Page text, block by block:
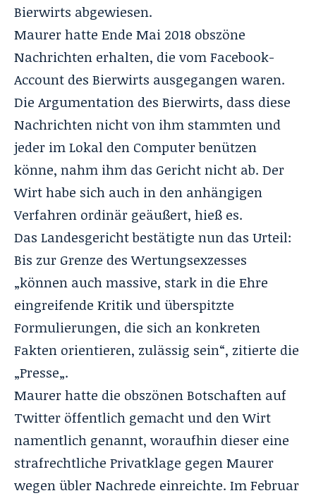
Bierwirts abgewiesen.
Maurer hatte Ende Mai 2018 obszöne
Nachrichten erhalten, die vom Facebook-
Account des Bierwirts ausgegangen waren.
Die Argumentation des Bierwirts, dass diese
Nachrichten nicht von ihm stammten und
jeder im Lokal den Computer benützen
könne, nahm ihm das Gericht nicht ab. Der
Wirt habe sich auch in den anhängigen
Verfahren ordinär geäußert, hieß es.
Das Landesgericht bestätigte nun das Urteil:
Bis zur Grenze des Wertungsexzesses
„können auch massive, stark in die Ehre
eingreifende Kritik und überspitzte
Formulierungen, die sich an konkreten
Fakten orientieren, zulässig sein“, zitierte die
„Presse„.
Maurer hatte die obszönen Botschaften auf
Twitter öffentlich gemacht und den Wirt
namentlich genannt, woraufhin dieser eine
strafrechtliche Privatklage gegen Maurer
wegen übler Nachrede einreichte. Im Februar